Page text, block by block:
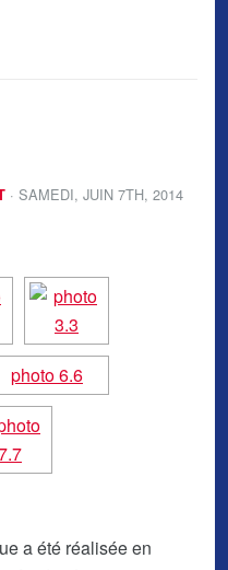
· SAMEDI, JUIN 7TH, 2014
a été réalisée en